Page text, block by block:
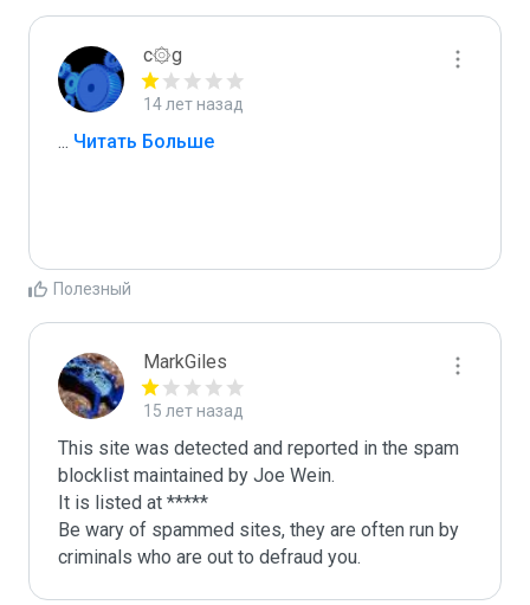
c۞g
14 лет назад
... Читать Больше
Полезный
MarkGiles
15 лет назад
This site was detected and reported in the spam
blocklist maintained by Joe Wein.
It is listed at *****
Be wary of spammed sites, they are often run by
criminals who are out to defraud you.